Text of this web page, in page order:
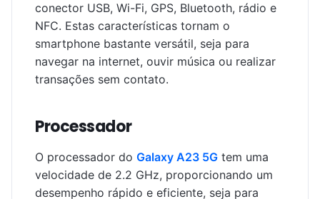
conector USB, Wi-Fi, GPS, Bluetooth, rádio e
NFC. Estas características tornam o
smartphone bastante versátil, seja para
navegar na internet, ouvir música ou realizar
transações sem contato.
Processador
O processador do Galaxy A23 5G tem uma
velocidade de 2.2 GHz, proporcionando um
desempenho rápido e eficiente, seja para